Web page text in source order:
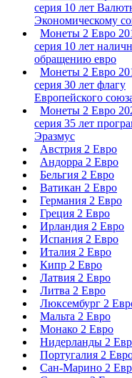
серия 10 лет
Экономическому
Монеты 2 Евро
серия 10 лет
обращению евро
Монеты 2 Евро
серия 30 лет флагу
Европейского
Монеты 2 Евро
серия 35 лет
Эразмус
Австрия 2 Евро
Андорра 2 Евро
Бельгия 2 Евро
Ватикан 2 Евро
Германия 2 Евро
Греция 2 Евро
Ирландия 2 Евро
Испания 2 Евро
Италия 2 Евро
Кипр 2 Евро
Латвия 2 Евро
Литва 2 Евро
Люксембург 2
Мальта 2 Евро
Монако 2 Евро
Нидерланды 2
Португалия 2
Сан-Марино 2